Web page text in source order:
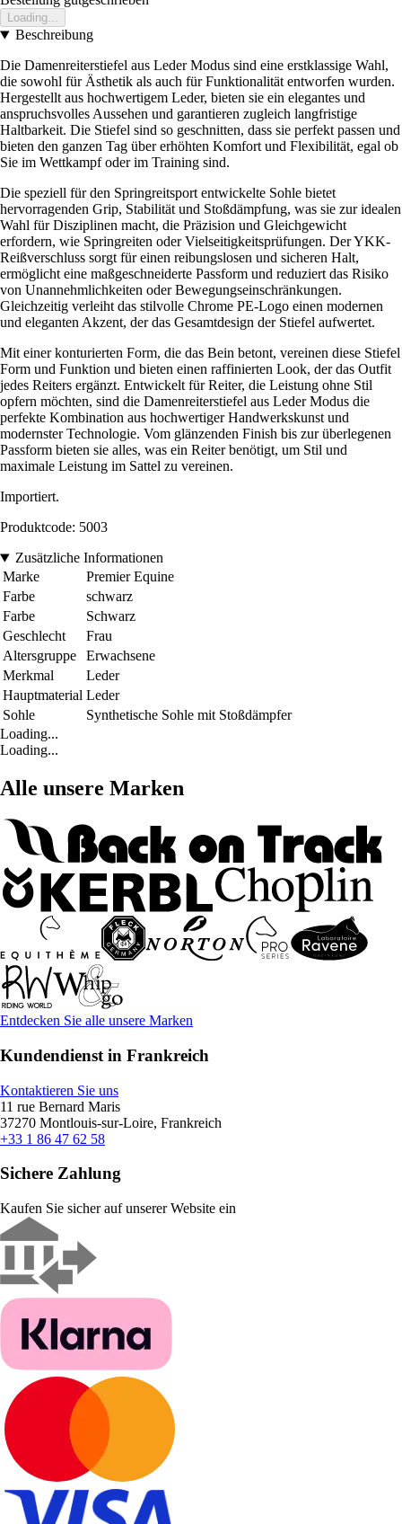
Loading...
Beschreibung
Die Damenreiterstiefel aus Leder Modus sind eine erstklassige Wahl,
die sowohl für Ästhetik als auch für Funktionalität entworfen wurden.
Hergestellt aus hochwertigem Leder, bieten sie ein elegantes und
anspruchsvolles Aussehen und garantieren zugleich langfristige
Haltbarkeit. Die Stiefel sind so geschnitten, dass sie perfekt passen und
bieten den ganzen Tag über erhöhten Komfort und Flexibilität, egal ob
Sie im Wettkampf oder im Training sind.
Die speziell für den Springreitsport entwickelte Sohle bietet
hervorragenden Grip, Stabilität und Stoßdämpfung, was sie zur idealen
Wahl für Disziplinen macht, die Präzision und Gleichgewicht
erfordern, wie Springreiten oder Vielseitigkeitsprüfungen. Der YKK-
Reißverschluss sorgt für einen reibungslosen und sicheren Halt,
ermöglicht eine maßgeschneiderte Passform und reduziert das Risiko
von Unannehmlichkeiten oder Bewegungseinschränkungen.
Gleichzeitig verleiht das stilvolle Chrome PE-Logo einen modernen
und eleganten Akzent, der das Gesamtdesign der Stiefel aufwertet.
Mit einer konturierten Form, die das Bein betont, vereinen diese Stiefel
Form und Funktion und bieten einen raffinierten Look, der das Outfit
jedes Reiters ergänzt. Entwickelt für Reiter, die Leistung ohne Stil
opfern möchten, sind die Damenreiterstiefel aus Leder Modus die
perfekte Kombination aus hochwertiger Handwerkskunst und
modernster Technologie. Vom glänzenden Finish bis zur überlegenen
Passform bieten sie alles, was ein Reiter benötigt, um Stil und
maximale Leistung im Sattel zu vereinen.
Importiert.
Produktcode: 5003
Zusätzliche Informationen
Marke
Premier Equine
Farbe
schwarz
Farbe
Schwarz
Geschlecht
Frau
Altersgruppe
Erwachsene
Merkmal
Leder
Hauptmaterial Leder
Sohle
Synthetische Sohle mit Stoßdämpfer
Loading...
Loading...
Alle unsere Marken
Entdecken Sie alle unsere Marken
Kundendienst in Frankreich
Kontaktieren Sie uns
11 rue Bernard Maris
37270 Montlouis-sur-Loire, Frankreich
+33 1 86 47 62 58
Sichere Zahlung
Kaufen Sie sicher auf unserer Website ein